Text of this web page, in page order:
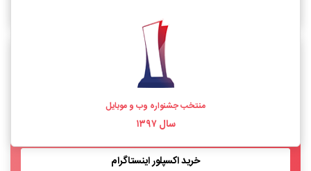
منتخب جشنواره وب و موبایل
سال ۱۳۹۷
خرید بازدید پست اینستاگرام
خرید اکسپلور اینستاگرام